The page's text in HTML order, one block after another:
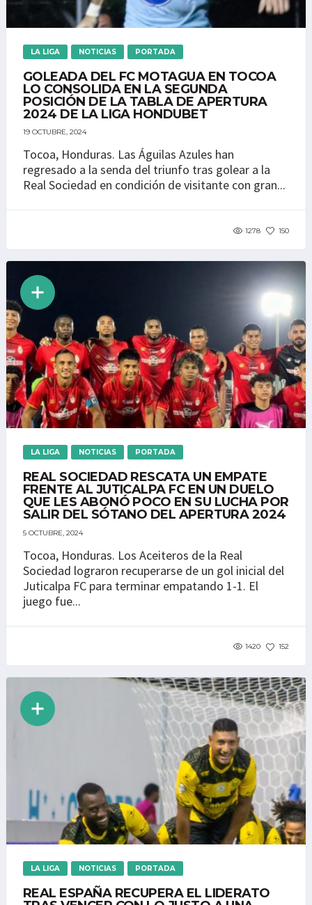
LA LIGA NOTICIAS PORTADA
GOLEADA DEL FC MOTAGUA EN TOCOA
LO CONSOLIDA EN LA SEGUNDA
POSICIÓN DE LA TABLA DE APERTURA
2024 DE LA LIGA HONDUBET
19 OCTUBRE, 2024
Tocoa, Honduras. Las Águilas Azules han
regresado a la senda del triunfo tras golear a la
Real Sociedad en condición de visitante con gran...
1278 150
LA LIGA NOTICIAS PORTADA
REAL SOCIEDAD RESCATA UN EMPATE
FRENTE AL JUTICALPA FC EN UN DUELO
QUE LES ABONÓ POCO EN SU LUCHA POR
SALIR DEL SÓTANO DEL APERTURA 2024
5 OCTUBRE, 2024
Tocoa, Honduras. Los Aceiteros de la Real
Sociedad lograron recuperarse de un gol inicial del
Juticalpa FC para terminar empatando 1-1. El
juego fue...
1420 152
LA LIGA NOTICIAS PORTADA
REAL ESPAÑA RECUPERA EL LIDERATO